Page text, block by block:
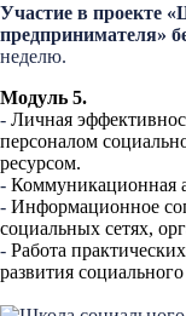
Участие в проекте
предпринимателя»
неделю.
Модуль 5.
- Личная
персоналом
ресурсом.
- Коммуникационная
- Информационное
социальных сетях,
- Работа
развития